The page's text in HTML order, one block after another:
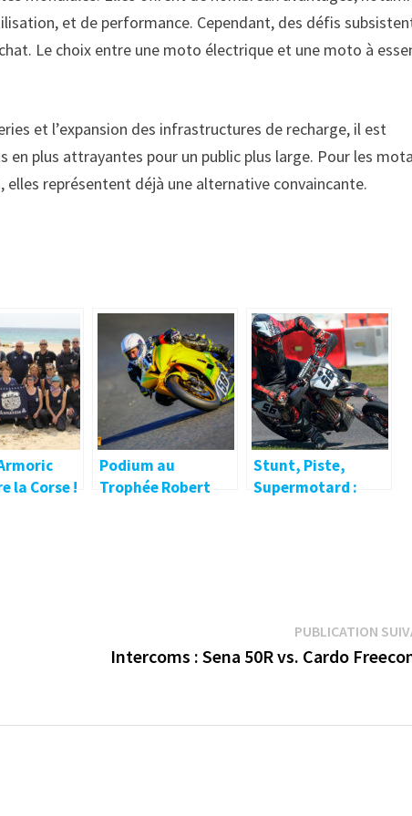
et de performance. Cependant, des défis
Le choix entre une moto électrique et une moto à
et l’expansion des infrastructures de recharge, il est
plus attrayantes pour un public plus large. Pour les
représentent déjà une alternative convaincante.
la Corse !
Podium au
Trophée Robert
Stunt, Piste,
Supermotard :
PUBLICATION
Intercoms : Sena 50R vs. Cardo